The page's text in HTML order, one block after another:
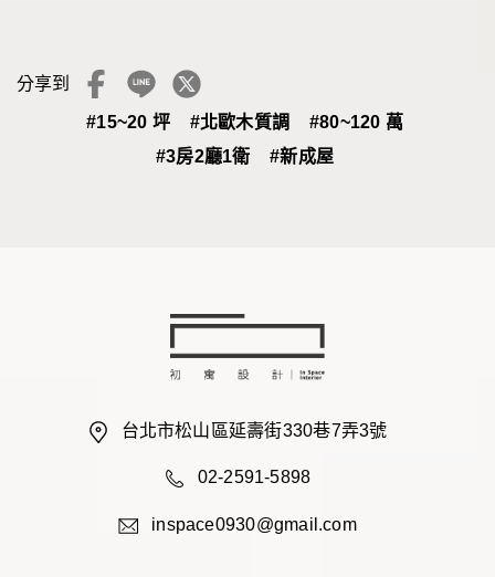
分享到
#15~20 坪 #北歐木質調
#80~120 萬
#3房2廳1衛
#新成屋
台北市松山區延壽街330巷7弄3號
02-2591-5898
inspace0930@gmail.com